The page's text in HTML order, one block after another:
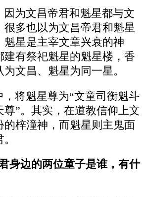
因为文昌帝君和魁星都与文
很多也以为文昌帝君和魁星
魁星是主宰文章兴衰的神
建有祭祀魁星的魁星楼，香
文昌、魁星为同一星。
，将魁星尊为“文童司衡魁斗
尊”。其实，在道教信仰上文
的梓潼神，而魁星则主鬼面
身边的两位童子是谁，有什